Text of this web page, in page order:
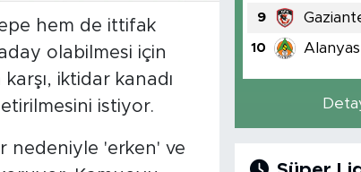
hem de ittifak
olabilmesi için
iktidar kanadı
istiyor.
nedeniyle 'erken' ve
9
10